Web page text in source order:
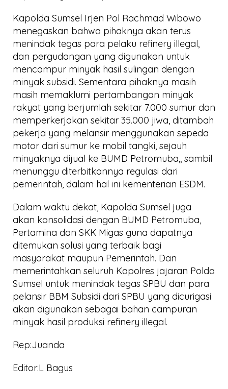
Kapolda Sumsel Irjen Pol Rachmad Wibowo
menegaskan bahwa pihaknya akan terus
menindak tegas para pelaku refinery illegal,
dan pergudangan yang digunakan untuk
mencampur minyak hasil sulingan dengan
minyak subsidi. Sementara pihaknya masih
masih memaklumi pertambangan minyak
rakyat yang berjumlah sekitar 7.000 sumur dan
memperkerjakan sekitar 35.000 jiwa, ditambah
pekerja yang melansir menggunakan sepeda
motor dari sumur ke mobil tangki, sejauh
minyaknya dijual ke BUMD Petromuba,, sambil
menunggu diterbitkannya regulasi dari
pemerintah, dalam hal ini kementerian ESDM.
Dalam waktu dekat, Kapolda Sumsel juga
akan konsolidasi dengan BUMD Petromuba,
Pertamina dan SKK Migas guna dapatnya
ditemukan solusi yang terbaik bagi
masyarakat maupun Pemerintah. Dan
memerintahkan seluruh Kapolres jajaran Polda
Sumsel untuk menindak tegas SPBU dan para
pelansir BBM Subsidi dari SPBU yang dicurigasi
akan digunakan sebagai bahan campuran
minyak hasil produksi refinery illegal.
Rep:Juanda
Editor:L Bagus